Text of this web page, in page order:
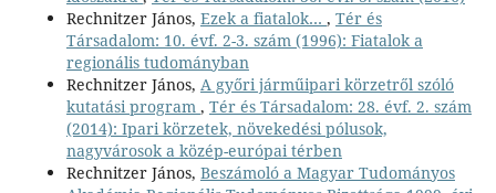
Rechnitzer János, Ezek a fiatalok… , Tér és
Társadalom: 10. évf. 2-3. szám (1996): Fiatalok a
regionális tudományban
Rechnitzer János, A győri járműipari körzetről szóló
kutatási program , Tér és Társadalom: 28. évf. 2. szám
(2014): Ipari körzetek, növekedési pólusok,
nagyvárosok a közép-európai térben
Rechnitzer János, Beszámoló a Magyar Tudományos